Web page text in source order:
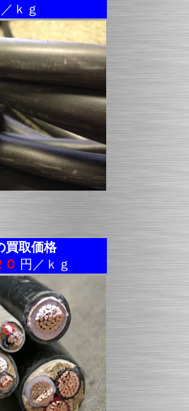
ｋｇ
買取価格
０ 円／ｋｇ